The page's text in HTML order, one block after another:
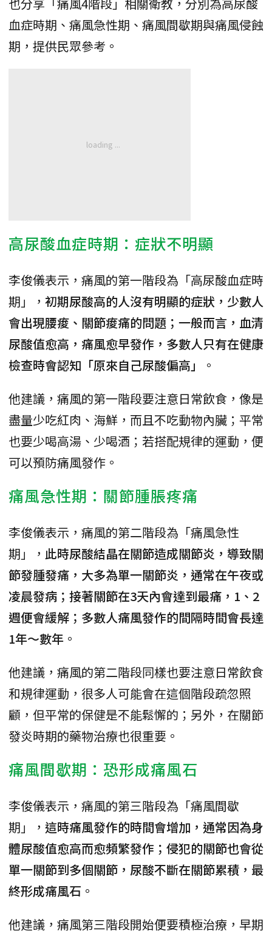
血症時期、痛風急性期、痛風間歇期與痛風侵蝕
期，提供民眾參考。
高尿酸血症時期：症狀不明顯
李俊儀表示，痛風的第一階段為「高尿酸血症時
期」， 初期尿酸高的人沒有明顯的症狀，少數人
會出現腰痠、關節痠痛的問題；一般而言，血清
尿酸值愈高，痛風愈早發作，多數人只有在健康
檢查時會認知「原來自己尿酸偏高」
。
他建議，痛風的第一階段要注意日常飲食，像是
盡量少吃紅肉、海鮮，而且不吃動物內臟；平常
也要少喝高湯、少喝酒；若搭配規律的運動，便
可以預防痛風發作。
痛風急性期：關節腫脹疼痛
李俊儀表示，痛風的第二階段為「痛風急性
期」， 此時尿酸結晶在關節造成關節炎，導致關
節發腫發痛，大多為單一關節炎，通常在午夜或
凌晨發病；接著關節在3天內會達到最痛，1、2
週便會緩解；多數人痛風發作的間隔時間會長達
1年～數年 。
他建議，痛風的第二階段同樣也要注意日常飲食
和規律運動，很多人可能會在這個階段疏忽照
顧，但平常的保健是不能鬆懈的；另外，在關節
發炎時期的藥物治療也很重要。
痛風間歇期：恐形成痛風石
李俊儀表示，痛風的第三階段為「痛風間歇
期」， 這時痛風發作的時間會增加，通常因為身
體尿酸值愈高而愈頻繁發作；侵犯的關節也會從
單一關節到多個關節，尿酸不斷在關節累積，最
終形成痛風石 。
他建議，痛風第三階段開始便要積極治療，早期